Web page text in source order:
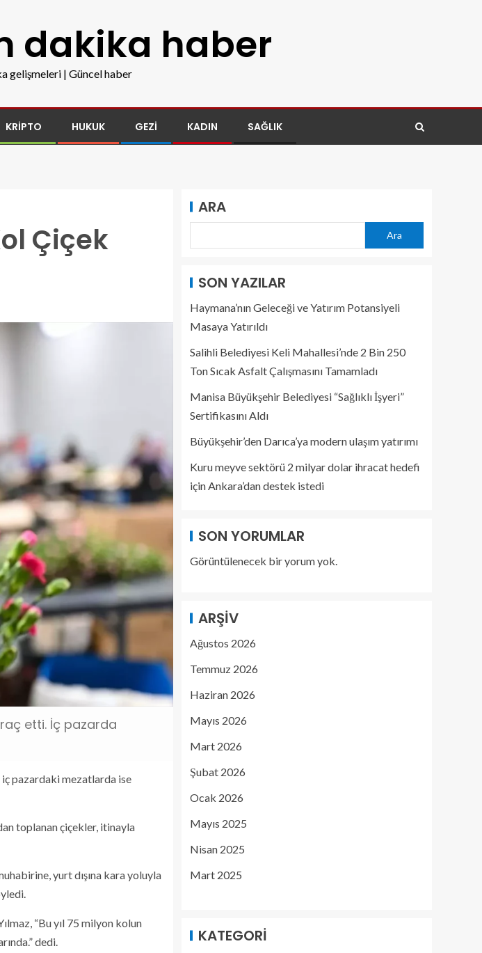
dakika haber
gelişmeleri | Güncel haber
KRIPTO HUKUK GEZI KADIN SAĞLIK
Çiçek
etti. İç pazarda
iç pazardaki mezatlarda ise
toplanan çiçekler, itinayla
yurt dışına kara yoluyla
“Bu yıl 75 milyon kolun
dedi.
ARA
Ara
SON YAZILAR
Haymana’nın Geleceği ve Yatırım Potansiyeli
Masaya Yatırıldı
Salihli Belediyesi Keli Mahallesi’nde 2 Bin 250
Ton Sıcak Asfalt Çalışmasını Tamamladı
Manisa Büyükşehir Belediyesi “Sağlıklı İşyeri”
Sertifikasını Aldı
Büyükşehir’den Darıca’ya modern ulaşım yatırımı
Kuru meyve sektörü 2 milyar dolar ihracat hedefi
için Ankara’dan destek istedi
SON YORUMLAR
Görüntülenecek bir yorum yok.
ARŞIV
Ağustos 2026
Temmuz 2026
Haziran 2026
Mayıs 2026
Mart 2026
Şubat 2026
Ocak 2026
Mayıs 2025
Nisan 2025
Mart 2025
KATEGORI